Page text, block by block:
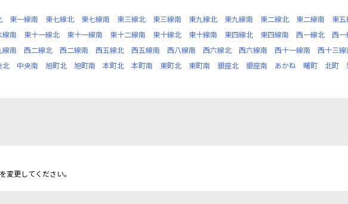
東一線南 東七線北 東七線南 東三線北 東三線南 東九線北 東九線南 東二線北 東二線南 東
線南 東十一線北 東十一線南 東十二線南 東十線北 東十線南 東四線北 東四線南 西一線北 西一
線南 西二線北 西二線南 西五線北 西五線南 西八線南 西六線北 西六線南 西十一線南 西十三線
北 中央南 旭町北 旭町南 本町北 本町南 東町北 東町南 銀座北 銀座南 あかね 曙町 北町
更してください。